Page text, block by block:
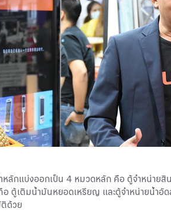
ลักแบ่งออกเป็น 4 หมวดหลัก คือ ตู้จำหน่าย
ตู้เติมน้ำมันหยอดเหรียญ และตู้จำหน่ายน้ำอัด
ด้วย